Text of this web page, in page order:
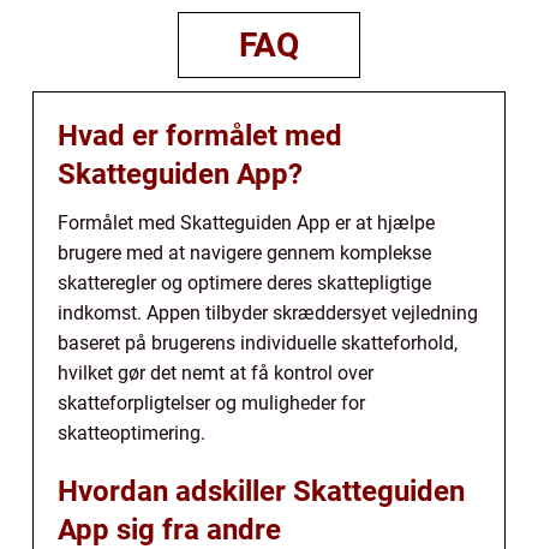
FAQ
Hvad er formålet med
Skatteguiden App?
Formålet med Skatteguiden App er at hjælpe
brugere med at navigere gennem komplekse
skatteregler og optimere deres skattepligtige
indkomst. Appen tilbyder skræddersyet vejledning
baseret på brugerens individuelle skatteforhold,
hvilket gør det nemt at få kontrol over
skatteforpligtelser og muligheder for
skatteoptimering.
Hvordan adskiller Skatteguiden
App sig fra andre